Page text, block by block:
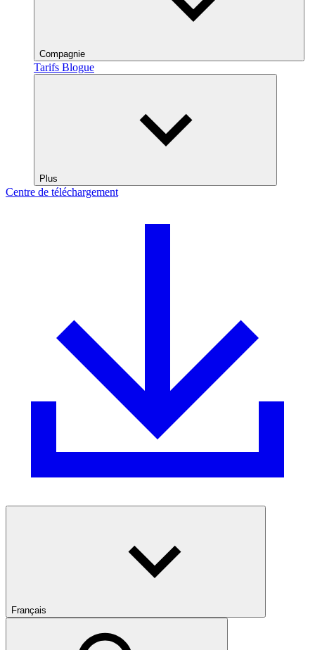
Compagnie
Tarifs Blogue
Plus
Centre de téléchargement
Français